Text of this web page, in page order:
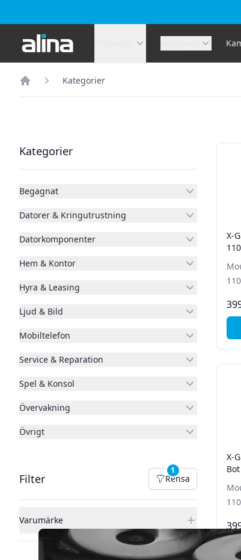
Alina.se
Hem
Kategorier
Filter
Kategorier
Begagnat
Datorer & Kringutrustning
Datorkomponenter
Hem & Kontor
Hyra & Leasing
Ljud & Bild
Mobiltelefon
Service & Reparation
Spel & Konsol
Övervakning
Övrigt
Filter
Filter Rensa filter
Rensa
1
Varumärke
X-
X-